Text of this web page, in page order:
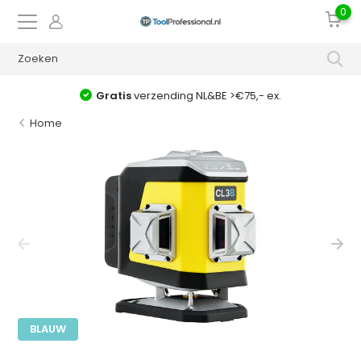
0
Gratisverzending NL&BE >€75,- ex.
Home
BLAUW